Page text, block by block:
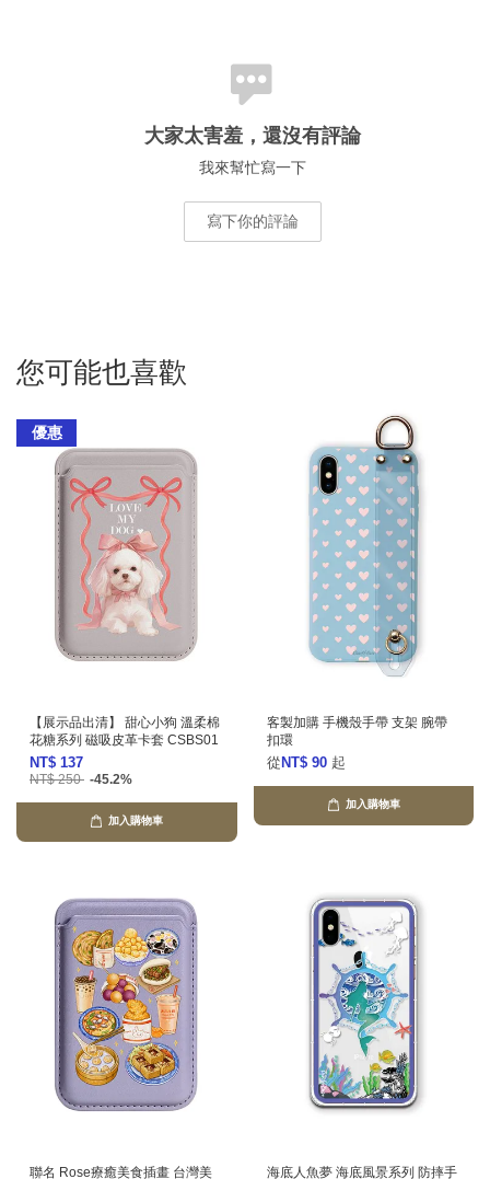
大家太害羞，還沒有評論
我來幫忙寫一下
寫下你的評論
您可能也喜歡
優惠
【展示品出清】 甜心小狗 溫柔棉
花糖系列 磁吸皮革卡套 CSBS01
NT$ 137
NT$ 250 -45.2%
加入購物車
客製加購 手機殼手帶 支架 腕帶
扣環
從 NT$ 90 起
加入購物車
聯名 Rose療癒美食插畫 台灣美
海底人魚夢 海底風景系列 防摔手